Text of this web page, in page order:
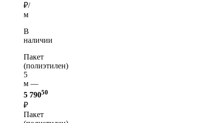
₽/
м
В
наличии
Пакет
(полиэтилен)
5
м —
5 79050
₽
Пакет